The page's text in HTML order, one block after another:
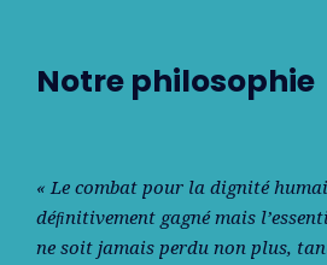
Notre philosophie
« Le combat pour la dignité
déﬁnitivement gagné mais
ne soit jamais perdu non plus,